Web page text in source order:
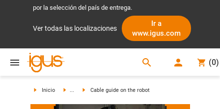
por la selección del país de entrega.
Ver todas las localizaciones
Ir a
www.igus.com
search (0)
Inicio ... Cable guide on the robot